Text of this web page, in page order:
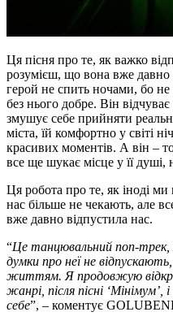
Ця пісня про те, як важко
розумієш, що вона вже
герой не спить ночами, бо не
без нього добре. Він
змушує себе прийняти
міста, їй комфортно у світі
красивих моментів. А він –
все ще шукає місце у її
Ця робота про те, як іноді
нас більше не чекають, але
вже давно відпустила нас.
“Це танцювальний поп-трек,
думки про неї не
життям. Я продовжую
жанрі, після пісні
себе”, – коментує